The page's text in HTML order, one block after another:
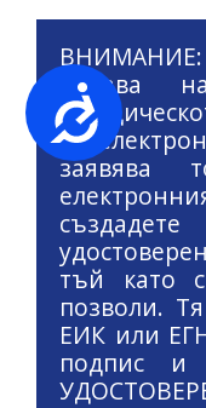
ВНИМАНИЕ:
издава
на
заявява
тъй като
позволи.
ЕИК или
подпис и